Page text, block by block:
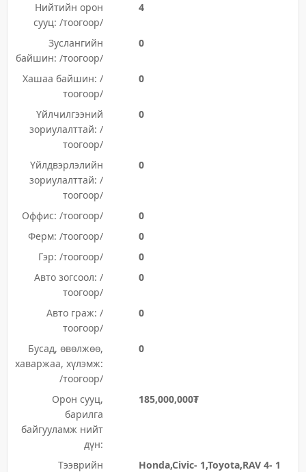
Нийтийн орон
сууц: /тоогоор/
4
Зуслангийн
байшин: /тоогоор/
0
Хашаа байшин: /
тоогоор/
0
Үйлчилгээний
зориулалттай: /
тоогоор/
0
Үйлдвэрлэлийн
зориулалттай: /
тоогоор/
0
Оффис: /тоогоор/
0
Ферм: /тоогоор/
0
Гэр: /тоогоор/
0
Авто зогсоол: /
тоогоор/
0
Авто граж: /
тоогоор/
0
Бусад, өвөлжөө,
хаваржаа, хүлэмж:
/тоогоор/
0
Орон сууц,
барилга
байгууламж нийт
дүн:
185,000,000₮
Тээврийн
Honda,Civic- 1,Toyota,RAV 4- 1